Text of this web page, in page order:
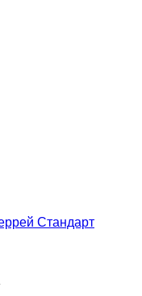
Стандарт